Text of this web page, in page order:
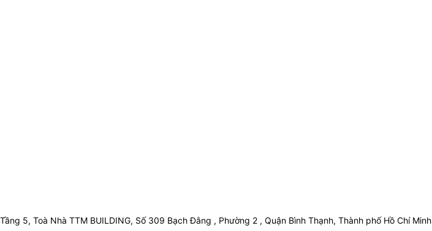
Tầng 5, Toà Nhà TTM BUILDING, Số 309 Bạch Đằng , Phường 2 , Quận Bình Thạnh, Thành phố Hồ Chí Minh